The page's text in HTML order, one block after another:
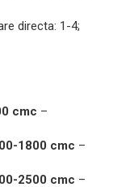
directa: 1-4;
cmc –
1800 cmc –
2500 cmc –